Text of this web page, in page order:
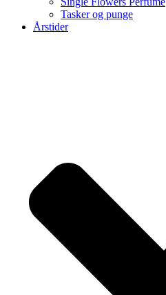
Tasker og punge
Årstider